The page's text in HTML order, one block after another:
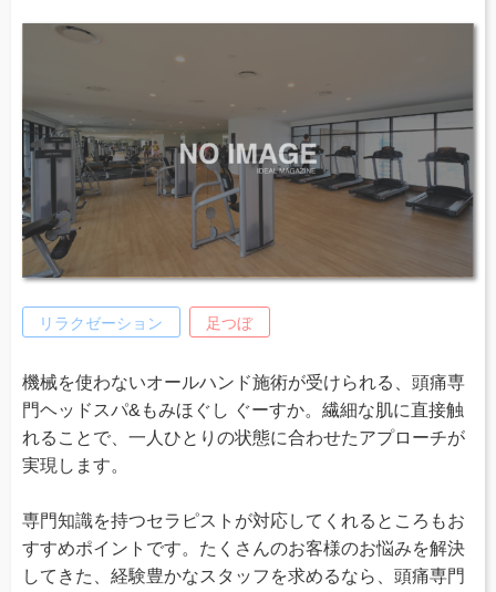
リラクゼーション 足つぼ
機械を使わないオールハンド施術が受けられる、頭痛専
門ヘッドスパ&もみほぐし ぐーすか。繊細な肌に直接触
れることで、一人ひとりの状態に合わせたアプローチが
実現します。
専門知識を持つセラピストが対応してくれるところもお
すすめポイントです。たくさんのお客様のお悩みを解決
してきた、経験豊かなスタッフを求めるなら、頭痛専門